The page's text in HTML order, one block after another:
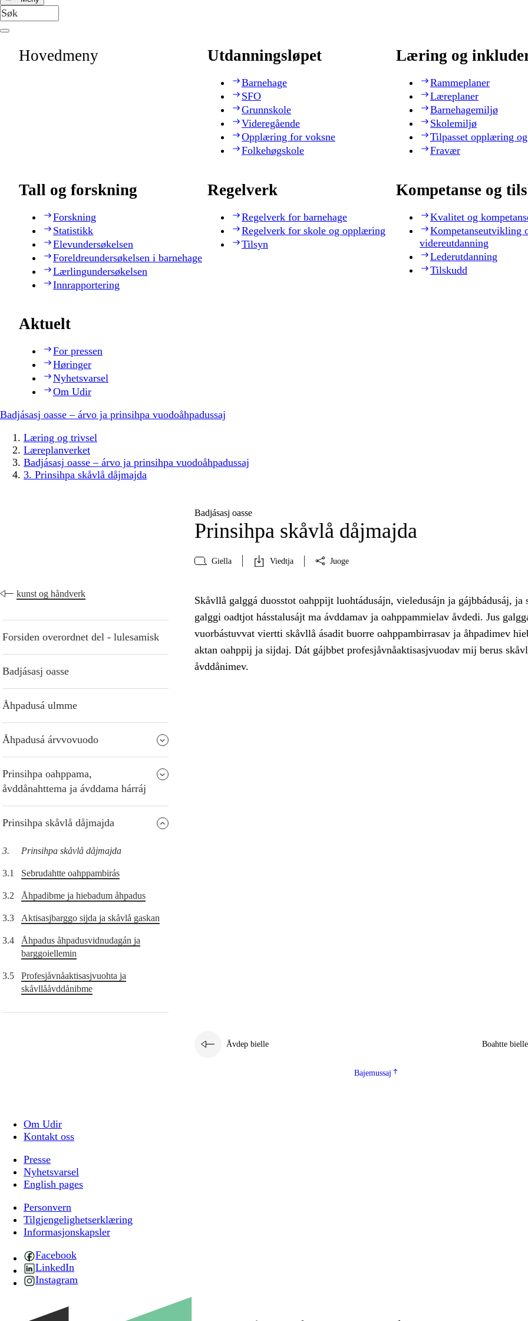
Hovedmeny Utdanningsløpet
Barnehage
SFO
Grunnskole
Videregående
Opplæring for voksne
Folkehøgskole
Læring og
Rammeplaner
Læreplaner
Barnehagemiljø
Skolemiljø
Tilpasset opplæring
Fravær
Tall og forskning
Forskning
Statistikk
Elevundersøkelsen
Foreldreundersøkelsen i barnehage
Lærlingundersøkelsen
Innrapportering
Regelverk
Regelverk for barnehage
Regelverk for skole og opplæring
Tilsyn
Kompetanse og
Kvalitet og
Kompetanseutvikling
videreutdanning
Lederutdanning
Tilskudd
Aktuelt
For pressen
Høringer
Nyhetsvarsel
Om Udir
Badjásasj oasse – árvo ja prinsihpa vuodoåhpadussaj
Læring og trivsel
Læreplanverket
Badjásasj oasse – árvo ja prinsihpa vuodoåhpadussaj
3. Prinsihpa skåvlå dåjmajda
Badjásasj oasse
Prinsihpa skåvlå dåjmajda
Giella Viedtja Juoge
kunst og håndverk
Forsiden overordnet del - lulesamisk
Badjásasj oasse
Åhpadusá ulmme
Åhpadusá árvvovuodo
Prinsihpa oahppama,
åvddånahttema ja ávddama hárráj
Prinsihpa skåvlå dåjmajda
3. Prinsihpa skåvlå dåjmajda
3.1 Sebrudahtte oahppambirás
3.2 Åhpadibme ja hiebadum åhpadus
3.3 Aktisasjbarggo sijda ja skåvlå gaskan
3.4
Åhpadus åhpadusvidnudagán ja
barggoiellemin
3.5
Profesjåvnåaktisasjvuohta ja
skåvllååvddånibme
Skåvllå galggá duosstot oahppijt luohtádusájn, vieledusájn ja gájbbádusáj, ja
galggi oadtjot hásstalusájt ma ávddamav ja oahppammielav åvdedi. Jus
vuorbástuvvat viertti skåvllå ásadit buorre oahppambirrasav ja åhpadimev
aktan oahppij ja sijdaj. Dát gájbbet profesjåvnåaktisasjvuodav mij berus
åvddånimev.
Åvdep bielle Boahtte bielle
Bajemussaj
Om Udir
Kontakt oss
Presse
Nyhetsvarsel
English pages
Personvern
Tilgjengelighetserklæring
Informasjonskapsler
Facebook
LinkedIn
Instagram